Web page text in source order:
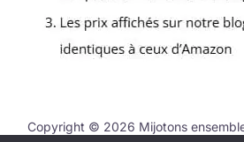
Copyright © 2026 Mijotons